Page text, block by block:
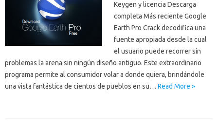
Keygen y licencia Descarga
completa Más reciente Google
Earth Pro Crack decodifica una
fuente apropiada desde la cual
el usuario puede recorrer sin
problemas la arena sin ningún diseño antiguo. Este extraordinario
programa permite al consumidor volar a donde quiera, brindándole
una vista fantástica de cientos de pueblos en su… Read More »